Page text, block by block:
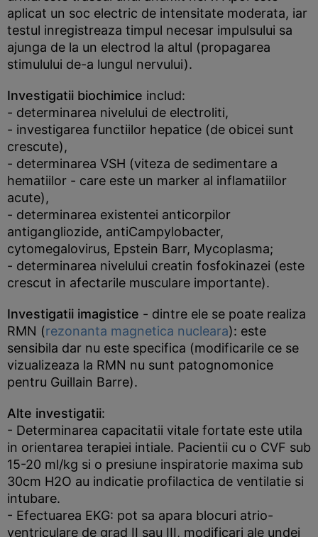
aplicat un soc electric de intensitate moderata, iar
testul inregistreaza timpul necesar impulsului sa
ajunga de la un electrod la altul (propagarea
stimulului de-a lungul nervului).
Investigatii biochimice includ:
- determinarea nivelului de electroliti,
- investigarea functiilor hepatice (de obicei sunt
crescute),
- determinarea VSH (viteza de sedimentare a
hematiilor - care este un marker al inflamatiilor
acute),
- determinarea existentei anticorpilor
antigangliozide, antiCampylobacter,
cytomegalovirus, Epstein Barr, Mycoplasma;
- determinarea nivelului creatin fosfokinazei (este
crescut in afectarile musculare importante).
Investigatii imagistice - dintre ele se poate realiza
RMN (rezonanta magnetica nucleara): este
sensibila dar nu este specifica (modificarile ce se
vizualizeaza la RMN nu sunt patognomonice
pentru Guillain Barre).
Alte investigatii:
- Determinarea capacitatii vitale fortate este utila
in orientarea terapiei intiale. Pacientii cu o CVF sub
15-20 ml/kg si o presiune inspiratorie maxima sub
30cm H2O au indicatie profilactica de ventilatie si
intubare.
- Efectuarea EKG: pot sa apara blocuri atrio-
ventriculare de grad II sau III, modificari ale undei